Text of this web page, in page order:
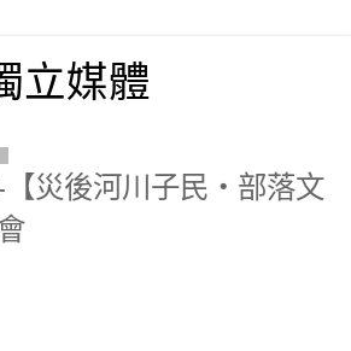
立媒體
【災後河川子民‧部落文